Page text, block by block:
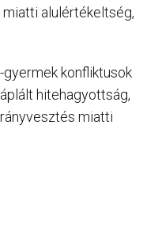
alulértékeltség,
gyermek konfliktusok
hitehagyottság,
miatti